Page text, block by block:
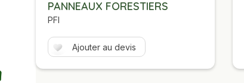
PANNEAUX FORESTIERS
PFI
Ajouter au devis